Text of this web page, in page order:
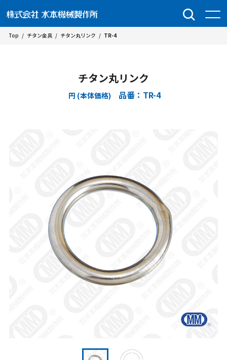
Top / チタン金具 / チタン丸リンク / TR-4
チタン丸リンク
円 (本体価格) 品番：TR-4